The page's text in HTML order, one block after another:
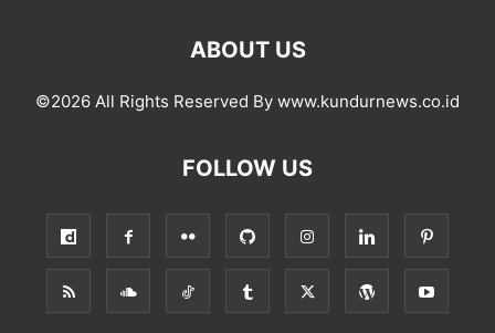
ABOUT US
©2026 All Rights Reserved By www.kundurnews.co.id
FOLLOW US